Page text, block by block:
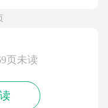
页未读